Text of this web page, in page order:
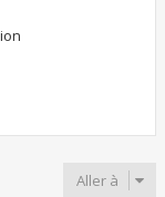
Aller à